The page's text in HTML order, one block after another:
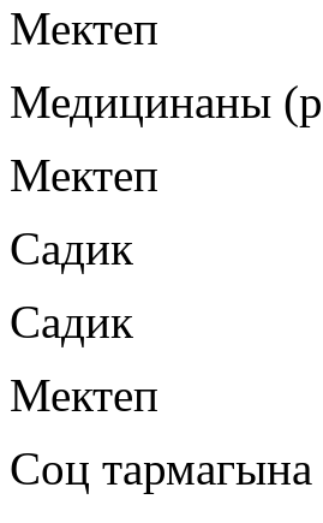
Мектеп
Медицинаны
Мектеп
Садик
Садик
Мектеп
Соц